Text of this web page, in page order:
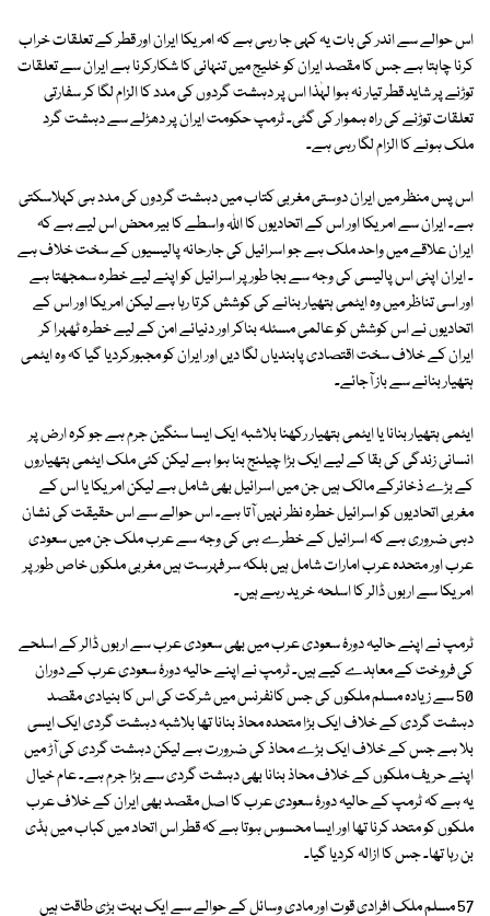
اس حوالے سے اندر کی بات یہ کہی جا رہی ہے کہ امریکا ایران اور قطر کے تعلقات خراب
کرنا چاہتا ہے جس کا مقصد ایران کو خلیج میں تنہائی کا شکارکرنا ہے ایران سے تعلقات
توڑنے پر شاید قطر تیار نہ ہوا لہٰذا اس پر دہشت گردوں کی مدد کا الزام لگا کر سفارتی
تعلقات توڑنے کی راہ ہموار کی گئی۔ ٹرمپ حکومت ایران پر دھڑلے سے دہشت گرد
ملک ہونے کا الزام لگا رہی ہے۔
اس پس منظر میں ایران دوستی مغربی کتاب میں دہشت گردوں کی مدد ہی کہلاسکتی
ہے۔ ایران سے امریکا اور اس کے اتحادیوں کا اللہ واسطے کا بیر محض اس لیے ہے کہ
ایران علاقے میں واحد ملک ہے جو اسرائیل کی جارحانہ پالیسیوں کے سخت خلاف ہے
۔ ایران اپنی اس پالیسی کی وجہ سے بجا طور پر اسرائیل کو اپنے لیے خطرہ سمجھتا ہے
اور اسی تناظر میں وہ ایٹمی ہتھیار بنانے کی کوشش کرتا رہا ہے لیکن امریکا اور اس کے
اتحادیوں نے اس کوشش کو عالمی مسئلہ بناکر اور دنیائے امن کے لیے خطرہ ٹھہرا کر
ایران کے خلاف سخت اقتصادی پابندیاں لگا دیں اور ایران کو مجبورکردیا گیا کہ وہ ایٹمی
ہتھیار بنانے سے باز آجائے۔
ایٹمی ہتھیار بنانا یا ایٹمی ہتھیار رکھنا بلاشبہ ایک ایسا سنگین جرم ہے جو کرہ ارض پر
انسانی زندگی کی بقا کے لیے ایک بڑا چیلنج بنا ہوا ہے لیکن کئی ملک ایٹمی ہتھیاروں
کے بڑے ذخائرکے مالک ہیں جن میں اسرائیل بھی شامل ہے لیکن امریکا یا اس کے
مغربی اتحادیوں کو اسرائیل خطرہ نظر نہیں آتا ہے۔ اس حوالے سے اس حقیقت کی نشان
دہی ضروری ہے کہ اسرائیل کے خطرے ہی کی وجہ سے عرب ملک جن میں سعودی
عرب اور متحدہ عرب امارات شامل ہیں بلکہ سر فہرست ہیں مغربی ملکوں خاص طور پر
امریکا سے اربوں ڈالر کا اسلحہ خرید رہے ہیں۔
ٹرمپ نے اپنے حالیہ دورۂ سعودی عرب میں بھی سعودی عرب سے اربوں ڈالر کے اسلحے
کی فروخت کے معاہدے کیے ہیں۔ ٹرمپ نے اپنے حالیہ دورۂ سعودی عرب کے دوران
50 سے زیادہ مسلم ملکوں کی جس کانفرنس میں شرکت کی اس کا بنیادی مقصد
دہشت گردی کے خلاف ایک بڑا متحدہ محاذ بنانا تھا بلاشبہ دہشت گردی ایک ایسی
بلا ہے جس کے خلاف ایک بڑے محاذ کی ضرورت ہے لیکن دہشت گردی کی آڑ میں
اپنے حریف ملکوں کے خلاف محاذ بنانا بھی دہشت گردی سے بڑا جرم ہے۔ عام خیال
یہ ہے کہ ٹرمپ کے حالیہ دورۂ سعودی عرب کا اصل مقصد بھی ایران کے خلاف عرب
ملکوں کو متحد کرنا تھا اور ایسا محسوس ہوتا ہے کہ قطر اس اتحاد میں کباب میں ہڈی
بن رہا تھا۔ جس کا ازالہ کردیا گیا۔
57 مسلم ملک افرادی قوت اور مادی وسائل کے حوالے سے ایک بہت بڑی طاقت ہیں